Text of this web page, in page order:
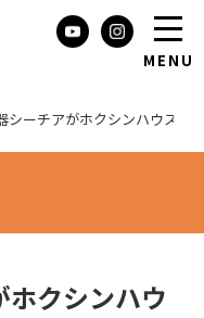
シーチアがホクシンハウス
クシンハウ
MENU